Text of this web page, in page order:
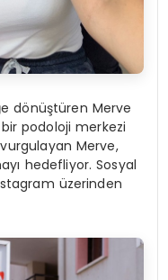
dönüştüren Merve
podoloji merkezi
Merve,
hedefliyor. Sosyal
üzerinden